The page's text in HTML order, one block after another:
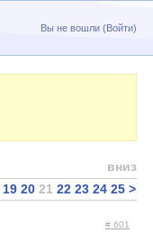
Вы не вошли (Войти)
вниз
19 20 21 22 23 24 25 >
# 601